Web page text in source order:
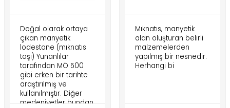
Doğal olarak ortaya
çıkan manyetik
lodestone (mıknatıs
taşı) Yunanlılar
tarafından MÖ 500
gibi erken bir tarihte
araştırılmış ve
kullanılmıştır. Diğer
medeniyetler bundan
Mıknatıs, manyetik
alan oluşturan belirli
malzemelerden
yapılmış bir nesnedir.
Herhangi bi